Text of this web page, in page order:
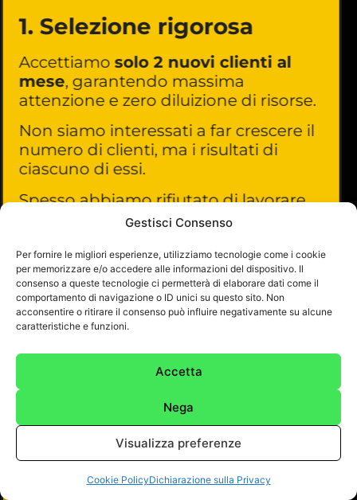
Gestisci Consenso
Per fornire le migliori esperienze, utilizziamo tecnologie come i cookie
per memorizzare e/o accedere alle informazioni del dispositivo. Il
consenso a queste tecnologie ci permetterà di elaborare dati come il
comportamento di navigazione o ID unici su questo sito. Non
acconsentire o ritirare il consenso può influire negativamente su alcune
caratteristiche e funzioni.
Accetta
Nega
Visualizza preferenze
Cookie PolicyDichiarazione sulla Privacy
1. Selezione rigorosa
Accettiamosolo 2 nuovi clienti al
mese , garantendo massima
attenzione e zero diluizione di risorse.
Non siamo interessati a far crescere il
numero di clienti, ma i risultati di
ciascuno di essi.
Spesso abbiamo rifiutato di lavorare
con degli imprenditori perché
loro modello di business aveva falle
che nessuna strategia marketing
avrebbe potuto compensare.
2. Un intero reparto, non
un singolo consulente
Mentre un solo marketer interno